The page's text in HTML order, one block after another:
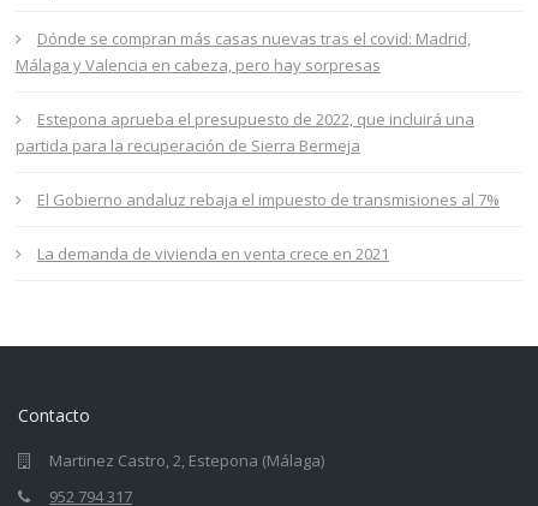
Dónde se compran más casas nuevas tras el covid: Madrid,
Málaga y Valencia en cabeza, pero hay sorpresas
Estepona aprueba el presupuesto de 2022, que incluirá una
partida para la recuperación de Sierra Bermeja
El Gobierno andaluz rebaja el impuesto de transmisiones al 7%
La demanda de vivienda en venta crece en 2021
Contacto
Martinez Castro, 2, Estepona (Málaga)
952 794 317